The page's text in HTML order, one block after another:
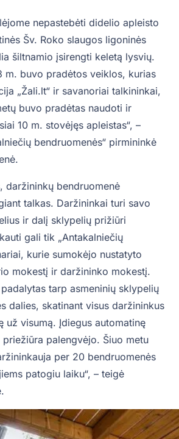
nepastebėti didelio apleisto
Šv. Roko slaugos ligoninės
šiltnamio įsirengti keletą lysvių.
m. buvo pradėtos veiklos, kurias
„Žali.lt“ ir savanoriai talkininkai,
buvo pradėtas naudoti ir
10 m. stovėjęs apleistas“, –
bendruomenės“ pirmininkė
daržininkų bendruomenė
talkas. Daržininkai turi savo
ir dalį sklypelių prižiūri
gali tik „Antakalniečių
kurie sumokėjo nustatyto
mokestį ir daržininko mokestį.
tarp asmeninių sklypelių
dalies, skatinant visus daržininkus
už visumą. Įdiegus automatinę
palengvėjo. Šiuo metu
per 20 bendruomenės
patogiu laiku“, – teigė